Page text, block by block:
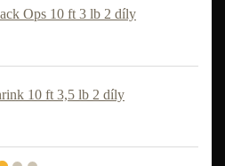
Ops 10 ft 3 lb 2 díly
10 ft 3,5 lb 2 díly